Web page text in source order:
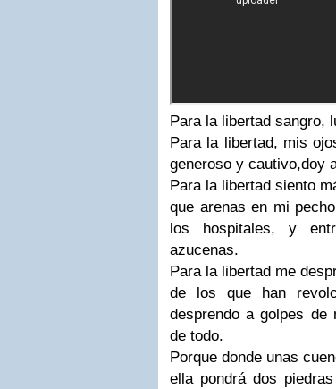
Para la libertad sangro,
Para la libertad, mis
generoso y cautivo,doy
Para la libertad siento
que arenas en mi
los hospitales, y
azucenas.
Para la libertad me
de los que han
desprendo a golpes
de todo.
Porque donde unas
ella pondrá dos